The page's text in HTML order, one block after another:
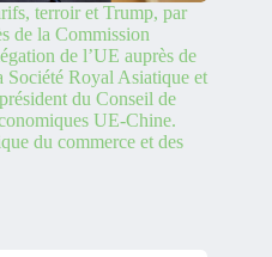
terroir et Trump, par
de la Commission
de l’UE auprès de
Royal Asiatique et
du Conseil de
UE-Chine.
du commerce et des